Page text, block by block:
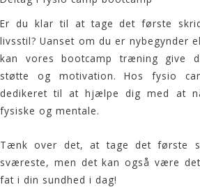
Er du klar til at tage det første
livsstil? Uanset om du er nybegynder
kan vores bootcamp træning give
støtte og motivation. Hos fysio
dedikeret til at hjælpe dig med at
fysiske og mentale.
Tænk over det, at tage det første
sværeste, men det kan også være
fat i din sundhed i dag!